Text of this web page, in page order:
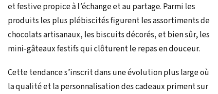
et festive propice à l’échange et au partage. Parmi les
produits les plus plébiscités figurent les assortiments de
chocolats artisanaux, les biscuits décorés, et bien sûr, les
mini-gâteaux festifs qui clôturent le repas en douceur.
Cette tendance s’inscrit dans une évolution plus large où
la qualité et la personnalisation des cadeaux priment sur